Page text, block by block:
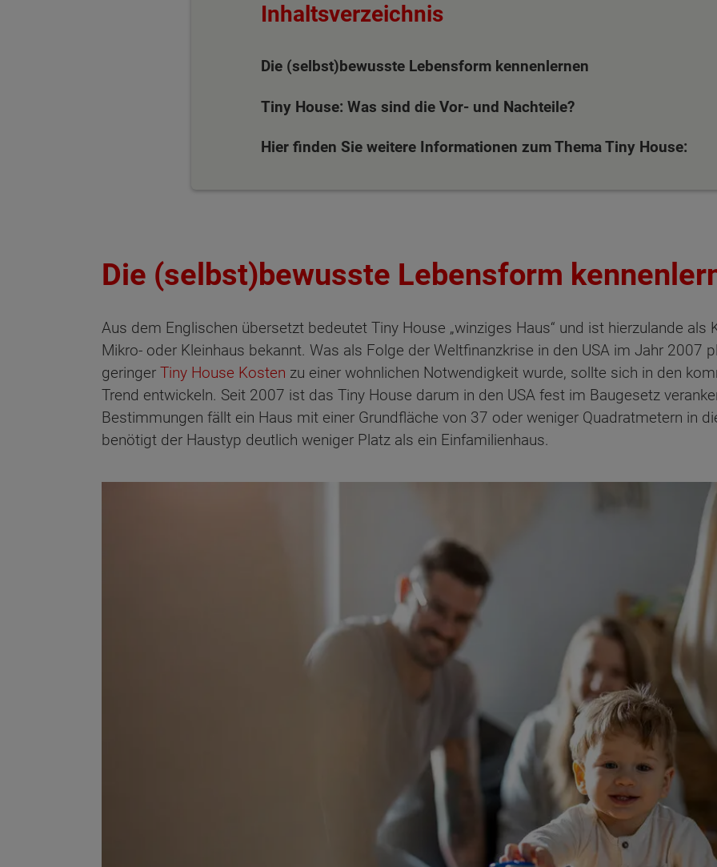
Inhaltsverzeichnis
Die (selbst)bewusste Lebensform kennenlernen
Tiny House: Was sind die Vor- und Nachteile?
Hier finden Sie weitere Informationen zum Thema Tiny House:
Die (selbst)bewusste Lebensform
Aus dem Englischen übersetzt bedeutet Tiny House „winziges Haus“ und ist hierzulande als
Mikro- oder Kleinhaus bekannt. Was als Folge der Weltfinanzkrise in den USA im Jahr 2007
geringer Tiny House Kosten zu einer wohnlichen Notwendigkeit wurde, sollte sich in den
Trend entwickeln. Seit 2007 ist das Tiny House darum in den USA fest im Baugesetz
Bestimmungen fällt ein Haus mit einer Grundfläche von 37 oder weniger Quadratmetern in
benötigt der Haustyp deutlich weniger Platz als ein Einfamilienhaus.